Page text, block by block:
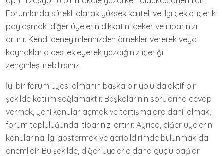
Forumlarda sürekli olarak yüksek kaliteli ve ilgi çekici içerik
paylaşmak, diğer üyelerin dikkatini çeker ve itibarınızı
artırır. Kendi deneyimlerinizden örnekler vererek veya
kaynaklarla destekleyerek yazdığınız içeriği
zenginleştirebilirsiniz.
İyi bir forum üyesi olmanın başka bir yolu da aktif bir
şekilde katılım sağlamaktır. Başkalarının sorularına cevap
vermek, yeni konular açmak ve tartışmalara dahil olmak,
forum topluluğunda itibarınızı artırır. Ayrıca, diğer üyelerin
konularına ilgi göstermek ve geribildirimde bulunmak da
önemlidir. Bu şekilde, diğer üyelerle daha güçlü bağlar